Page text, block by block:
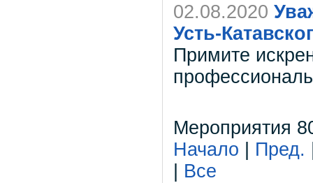
02.08.2020
Усть-
Примите
Мероприятия
Начало
Пред.
Все